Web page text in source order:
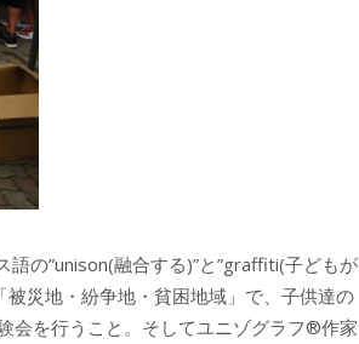
の”unison(融合する)”と”graffiti(子どもが
災地・紛争地・貧困地域」で、子供達の
会を行うこと。そしてユニゾグラフ®作家